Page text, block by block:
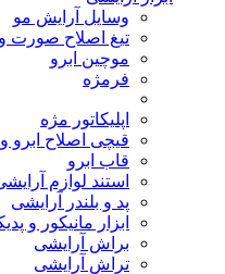
وسایل آرایش مو
تیغ اصلاح صورت و
موچین ابرو
فرمژه
اپلیکاتور مژه
قیچی اصلاح ابرو
قاب ابرو
استند لوازم
پد و بلندر آرایشی
ابزار مانیکور و
براش آرایشی
تراش آرایشی